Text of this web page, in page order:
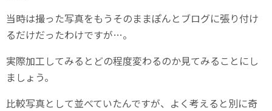
当時は撮った写真をもうそのままぽんとブログに張り付け
るだけだったわけですが…。
実際加工してみるとどの程度変わるのか見てみることにし
ましょう。
比較写真として並べていたんですが、よく考えると別に奇